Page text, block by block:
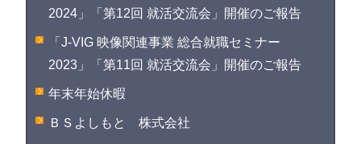
2024」「第12回 就活交流会」開催のご報告
「J-VIG 映像関連事業 総合就職セミナー
2023」「第11回 就活交流会」開催のご報告
年末年始休暇
ＢＳよしもと 株式会社